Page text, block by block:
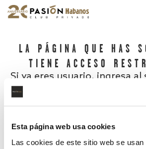
Esta página web usa cookies
Las cookies de este sitio web se
LA PÁGINA QUE HAS
TIENE ACCESO
Si ya eres usuario, ingresa al